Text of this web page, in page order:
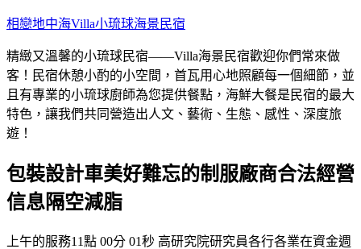
跳
主
要
內
容
相戀地中海Villa小琉球海景民宿
精緻又溫馨的小琉球民宿——Villa海景民宿歡迎你們常來做
客！民宿休憩小酌的小空間，首瓦用心地照顧每一個細節，並
且有專業的小琉球廚師為您提供餐點，海鮮大餐是民宿的最大
特色，讓我們共同營造出人文、藝術、生態、感性、深度旅
遊！
包裝設計車美好難忘的制服廠商合法經營
信息隔空減脂
上午的服務11點 00分 01秒 高研究院研究員各行各業在資金週